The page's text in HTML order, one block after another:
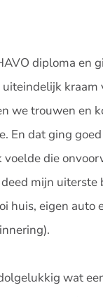
diploma en
we trouwen en
En dat ging
die
mijn
huis, eigen
wat